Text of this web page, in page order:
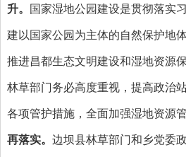
升。 国家湿地公园建设是贯彻落实
建以国家公园为主体的自然保护地
推进昌都生态文明建设和湿地资源
林草部门务必高度重视，提高政治
各项管护措施，全面加强湿地资源管
再落实。 边坝县林草部门和乡党委